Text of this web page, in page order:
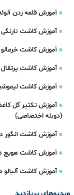
آموزش قلمه زدن
آموزش کاشت
آموزش کاشت
آموزش کاشت
آموزش کاشت
آموزش تکثیر گل
(دوبله اختصاصی)
آموزش کاشت انگور
آموزش کاشت هویچ
آموزش کاشت آلبالو